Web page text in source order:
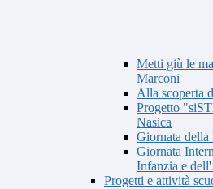
Metti giù le
Marconi
Alla scoperta
Progetto
Nasica
Giornata
Giornata
Infanzia e
Progetti e attività